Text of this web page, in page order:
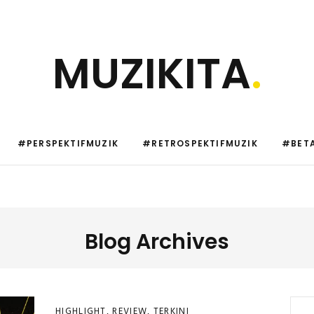
MUZIKITA.
#PERSPEKTIFMUZIK #RETROSPEKTIFMUZIK
Blog Archives